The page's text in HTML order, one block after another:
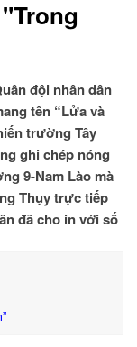
đội nhân dân
tên “Lửa và
trường Tây
ghi chép nóng
9-Nam Lào mà
Thụy trực tiếp
đã cho in với số